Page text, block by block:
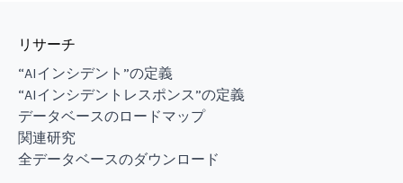
リサーチ
“AIインシデント”の定義
“AIインシデントレスポンス”の定義
データベースのロードマップ
関連研究
全データベースのダウンロード